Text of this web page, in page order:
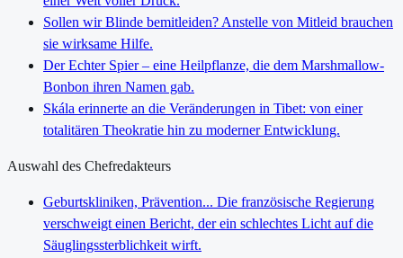
Sollen wir Blinde bemitleiden? Anstelle von Mitleid brauchen
sie wirksame Hilfe.
Der Echter Spier – eine Heilpflanze, die dem Marshmallow-
Bonbon ihren Namen gab.
Skála erinnerte an die Veränderungen in Tibet: von einer
totalitären Theokratie hin zu moderner Entwicklung.
Auswahl des Chefredakteurs
Geburtskliniken, Prävention... Die französische Regierung
verschweigt einen Bericht, der ein schlechtes Licht auf die
Säuglingssterblichkeit wirft.